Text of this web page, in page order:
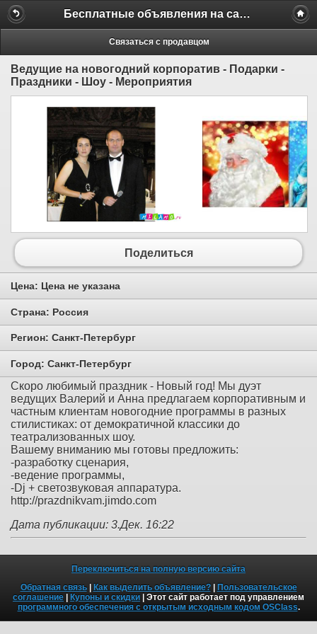
Бесплатные объявления на сайте MILAMO.ru
Связаться с продавцом
Ведущие на новогодний корпоратив - Подарки -
Праздники - Шоу - Мероприятия
Поделиться
Цена: Цена не указана
Страна: Россия
Регион: Санкт-Петербург
Город: Санкт-Петербург
Скоро любимый праздник - Новый год! Мы дуэт
ведущих Валерий и Анна предлагаем корпоративным и
частным клиентам новогодние программы в разных
стилистиках: от демократичной классики до
театрализованных шоу.
Вашему вниманию мы готовы предложить:
-разработку сценария,
-ведение программы,
-Dj + светозвуковая аппаратура.
http://prazdnikvam.jimdo.com
Дата публикации: 3.Дек. 16:22
Переключиться на полную версию сайта
Обратная связь| Как выделить объявление?| Пользовательское
соглашение | Купоны и скидки | Этот сайт работает под управлением
программного обеспечения с открытым исходным кодом OSClass.